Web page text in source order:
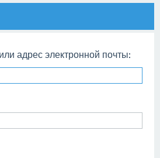
адрес электронной почты: